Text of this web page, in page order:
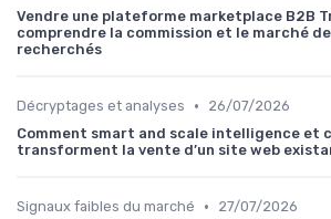
Vendre une plateforme marketplace B2B
comprendre la commission et le marché
recherchés
Décryptages et analyses •
26/07/2026
Comment smart and scale intelligence et
transforment la vente d’un site web
Signaux faibles du marché •
27/07/2026